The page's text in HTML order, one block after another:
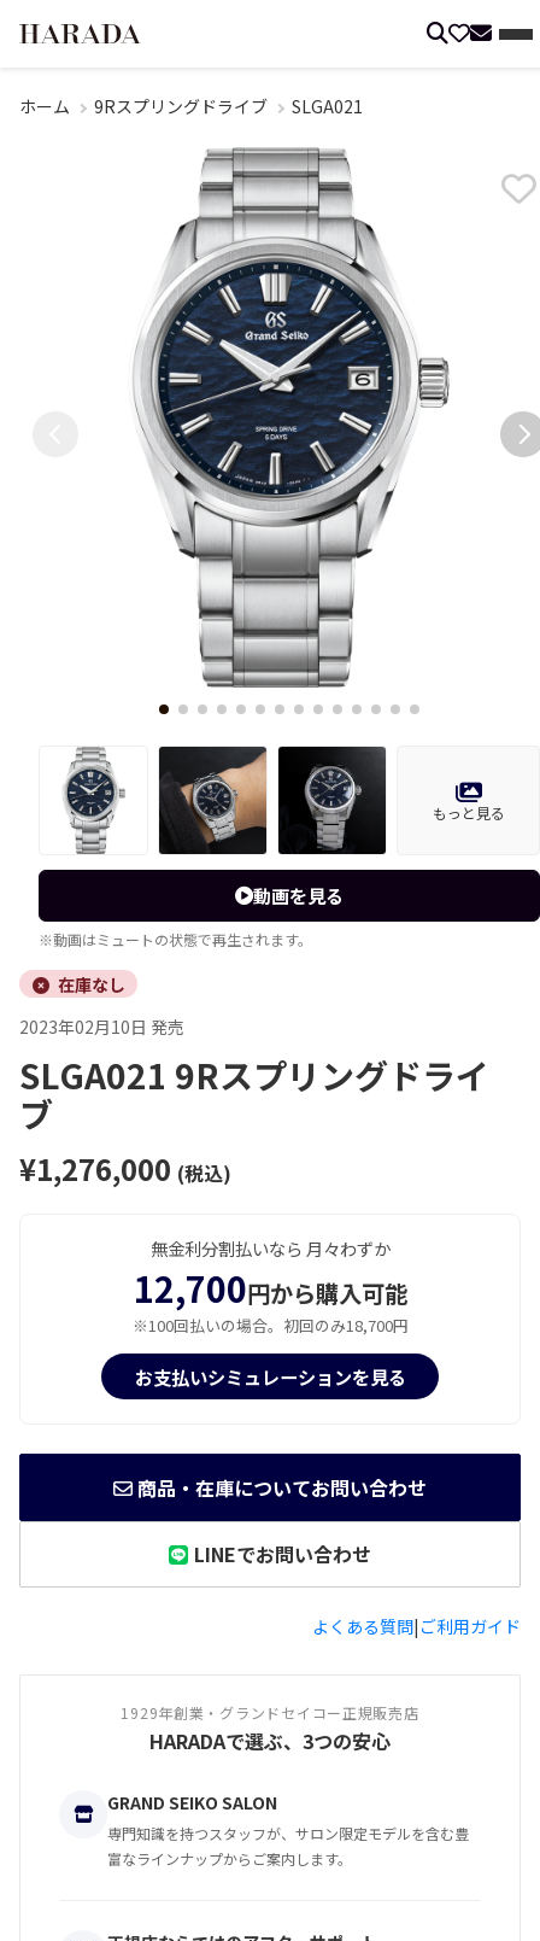
ホーム 9Rスプリングドライブ SLGA021
もっと見る
動画を見る
※動画はミュートの状態で再生されます。
在庫なし
2023年02月10日 発売
SLGA021 9Rスプリングドライ
ブ
¥1,276,000 (税込)
無金利分割払いなら 月々わずか
12,700円から購入可能
※100回払いの場合。初回のみ18,700円
お支払いシミュレーションを見る
商品・在庫についてお問い合わせ
LINEでお問い合わせ
よくある質問| ご利用ガイド
1929年創業・グランドセイコー正規販売店
HARADAで選ぶ、3つの安心
GRAND SEIKO SALON
専門知識を持つスタッフが、サロン限定モデルを含む豊
富なラインナップからご案内します。